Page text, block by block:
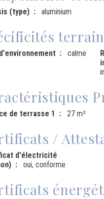
(type) aluminium
terrain
calme
de terrasse 1 27 m²
/
d'électricité
oui, conforme